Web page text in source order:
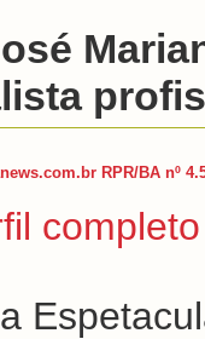
RPR/BA nº
completo